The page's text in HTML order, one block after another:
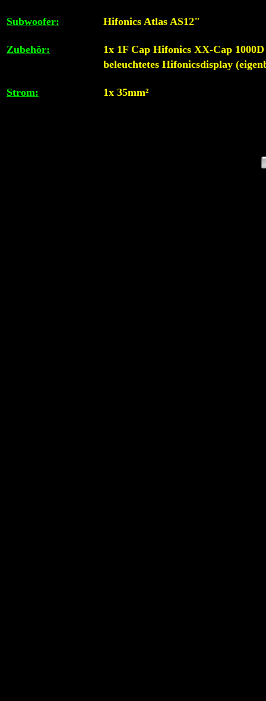
Subwoofer: Hifonics Atlas AS12"
Zubehör:
1x 1F Cap Hifonics XX-Cap 1000D
beleuchtetes Hifonicsdisplay
Strom: 1x 35mm²